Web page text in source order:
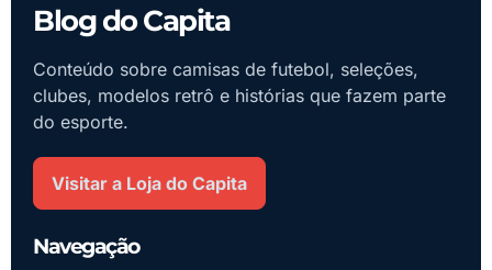
Blog do Capita
Conteúdo sobre camisas de futebol, seleções,
clubes, modelos retrô e histórias que fazem parte
do esporte.
Visitar a Loja do Capita
Navegação